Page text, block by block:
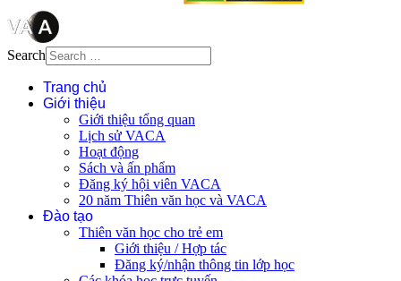
Search
Trang chủ
Giới thiệu
Giới thiệu tổng quan
Lịch sử VACA
Hoạt động
Sách và ấn phẩm
Đăng ký hội viên VACA
20 năm Thiên văn học và VACA
Đào tạo
Thiên văn học cho trẻ em
Giới thiệu / Hợp tác
Đăng ký/nhận thông tin lớp học